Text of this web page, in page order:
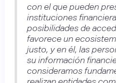
con el que pueden
instituciones
posibilidades de
favorece un
justo, y en él, las
su información
consideramos